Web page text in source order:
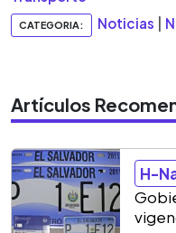
CATEGORIA: Noticias
Artículos
H-